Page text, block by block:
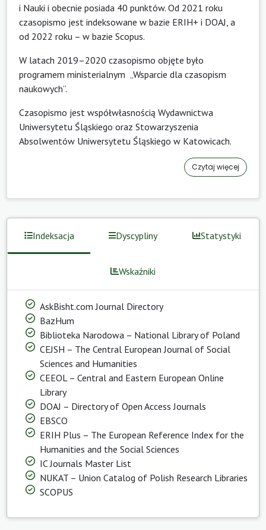
i Nauki i obecnie posiada 40 punktów. Od 2021 roku
czasopismo jest indeksowane w bazie ERIH+ i DOAJ , a
od 2022 roku – w bazie Scopus.
W latach 2019–2020 czasopismo objęte było
programem ministerialnym
„Wsparcie dla czasopism
naukowych”.
Czasopismo jest współwłasnością Wydawnictwa
Uniwersytetu Śląskiego oraz Stowarzyszenia
Absolwentów Uniwersytetu Śląskiego w Katowicach.
Czytaj więcej
Indeksacja Dyscypliny Statystyki
Wskaźniki
AskBisht.com Journal Directory
BazHum
Biblioteka Narodowa – National Library of Poland
CEJSH – The Central European Journal of Social
Sciences and Humanities
CEEOL – Central and Eastern European Online
Library
DOAJ – Directory of Open Access Journals
EBSCO
ERIH Plus – The European Reference Index for the
Humanities and the Social Sciences
IC Journals Master List
NUKAT – Union Catalog of Polish Research Libraries
SCOPUS